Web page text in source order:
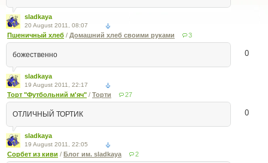
sladkaya
20 August 2011, 08:07
Пшеничный хлеб / Домашний хлеб своими руками 3
0
божественно
sladkaya
19 August 2011, 22:17
Торт "Футбольний м'яч" / Торти 27
0
ОТЛИЧНЫЙ ТОРТИК
sladkaya
19 August 2011, 22:05
Сорбет из киви / Блог им. sladkaya 2